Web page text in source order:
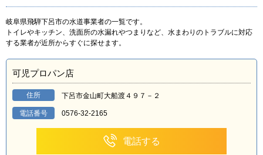
岐阜県飛騨下呂市の水道事業者の一覧です。
トイレやキッチン、洗面所の水漏れやつまりなど、水まわりのトラブルに対応
する業者が近所からすぐに探せます。
可児プロパン店
住所 下呂市金山町大船渡４９７－２
電話番号 0576-32-2165
電話する